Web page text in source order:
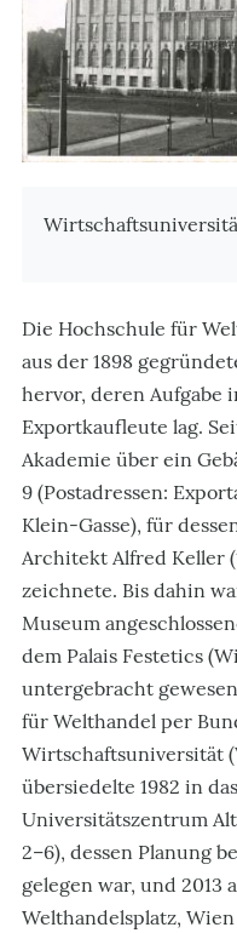
Die Hochschule für
aus der 1898
hervor, deren Aufgabe
Exportkaufleute lag.
Akademie über ein
9 (Postadressen:
Klein-Gasse), für
Architekt Alfred Keller
zeichnete. Bis dahin
Museum
dem Palais Festetics
untergebracht
für Welthandel per
Wirtschaftsuniversität
übersiedelte 1982 in
Universitätszentrum
2–6), dessen Planung
gelegen war, und 2013
Welthandelsplatz,